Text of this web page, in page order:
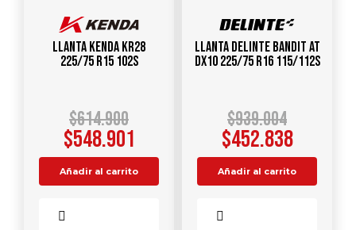
Llanta KENDA KR28
225/75 R15 102S
$614.900
$548.901
Añadir al carrito
Llanta DELINTE Bandit AT
DX10 225/75 R16 115/112S
$939.004
$452.838
Añadir al carrito